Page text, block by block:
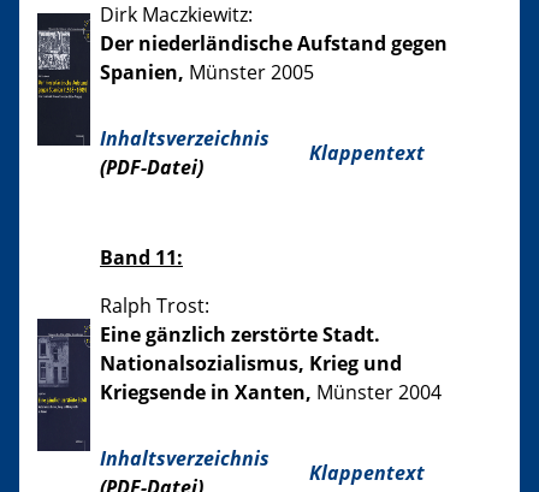
Dirk Maczkiewitz:
Der niederländische Aufstand gegen
Spanien, Münster 2005
Inhaltsverzeichnis
(PDF-Datei)
Klappentext
Band 11:
Ralph Trost:
Eine gänzlich zerstörte Stadt.
Nationalsozialismus, Krieg und
Kriegsende in Xanten, Münster 2004
Inhaltsverzeichnis
Klappentext